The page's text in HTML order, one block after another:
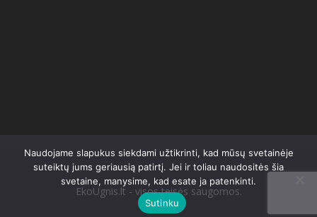
EkoUgnis.lt - visos teisės saugomos.
Naudojame slapukus siekdami užtikrinti, kad mūsų svetainėje
suteiktų jums geriausią patirtį. Jei ir toliau naudositės šia
svetaine, manysime, kad esate ja patenkinti.
Sutinku